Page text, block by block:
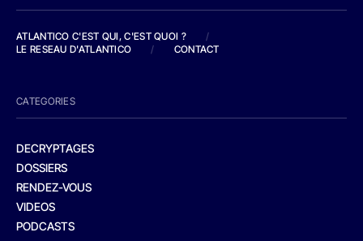
ATLANTICO C'EST QUI, C'EST QUOI ?
/
LE RESEAU D'ATLANTICO
/ CONTACT
CATEGORIES
DECRYPTAGES
DOSSIERS
RENDEZ-VOUS
VIDEOS
PODCASTS